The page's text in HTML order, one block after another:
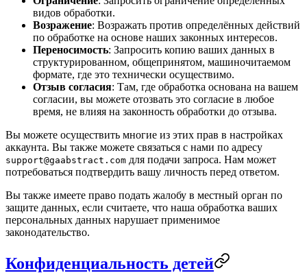
видов обработки.
Возражение: Возражать против определённых действий
по обработке на основе наших законных интересов.
Переносимость: Запросить копию ваших данных в
структурированном, общепринятом, машиночитаемом
формате, где это технически осуществимо.
Отзыв согласия: Там, где обработка основана на вашем
согласии, вы можете отозвать это согласие в любое
время, не влияя на законность обработки до отзыва.
Вы можете осуществить многие из этих прав в настройках
аккаунта. Вы также можете связаться с нами по адресу
support@gaabstract.com для подачи запроса. Нам может
потребоваться подтвердить вашу личность перед ответом.
Вы также имеете право подать жалобу в местный орган по
защите данных, если считаете, что наша обработка ваших
персональных данных нарушает применимое
законодательство.
Конфиденциальность детей